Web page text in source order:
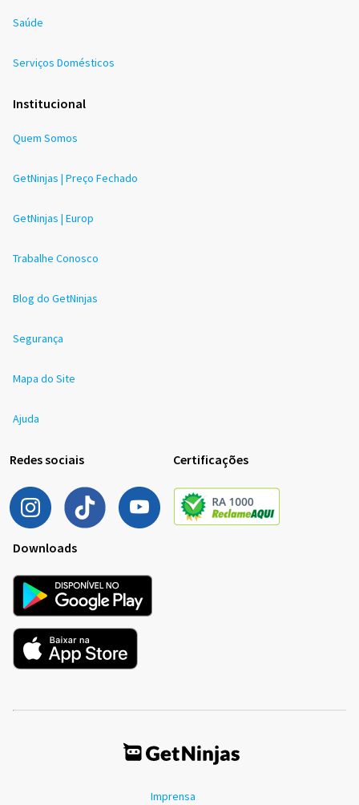
Saúde
Serviços Domésticos
Institucional
Quem Somos
GetNinjas | Preço Fechado
GetNinjas | Europ
Trabalhe Conosco
Blog do GetNinjas
Segurança
Mapa do Site
Ajuda
Redes sociais Certificações
Downloads
Imprensa